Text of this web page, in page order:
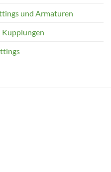
und Armaturen
Kupplungen